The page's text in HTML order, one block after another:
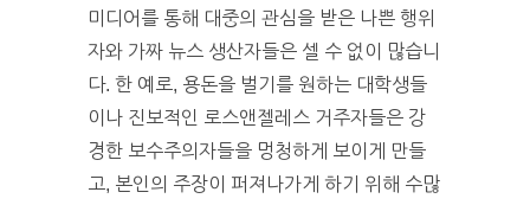
미디어를 통해 대중의 관심을 받은 나쁜 행위
자와 가짜 뉴스 생산자들은 셀 수 없이 많습니
다. 한 예로, 용돈을 벌기를 원하는 대학생들
이나 진보적인 로스앤젤레스 거주자들은 강
경한 보수주의자들을 멍청하게 보이게 만들
고, 본인의 주장이 퍼져나가게 하기 위해 수많